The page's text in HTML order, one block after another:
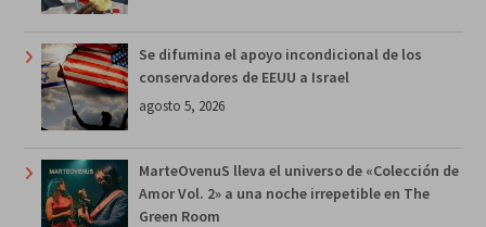
Se difumina el apoyo incondicional de los
conservadores de EEUU a Israel
agosto 5, 2026
MarteOvenuS lleva el universo de «Colección de
Amor Vol. 2» a una noche irrepetible en The
Green Room